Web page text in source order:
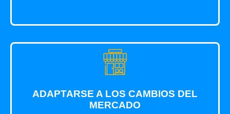
ADAPTARSE A LOS CAMBIOS DEL
MERCADO